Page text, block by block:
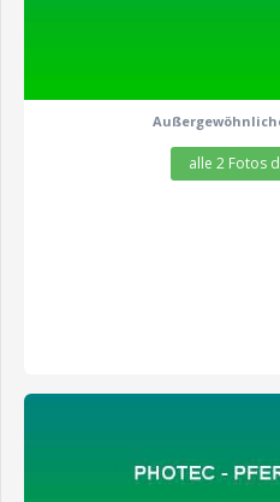
alle 2 Fotos